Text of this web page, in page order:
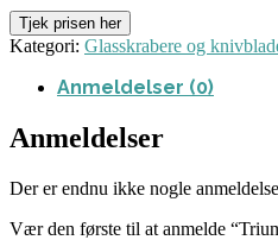
Tjek prisen her
Kategori: Glasskrabere og
Anmeldelser (0)
Anmeldelser
Der er endnu ikke nogle
Vær den første til at anmelde